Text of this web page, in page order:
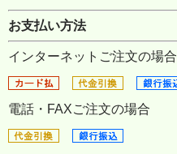
お支払い方法
インターネットご注文の場合
電話・FAXご注文の場合